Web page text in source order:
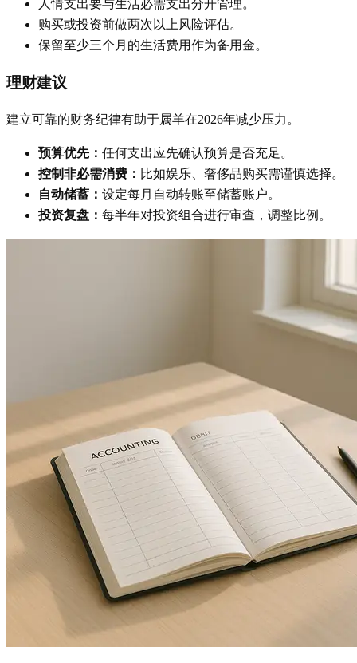
人情支出要与生活必需支出分开管理。
购买或投资前做两次以上风险评估。
保留至少三个月的生活费用作为备用金。
理财建议
建立可靠的财务纪律有助于属羊在2026年减少压力。
预算优先： 任何支出应先确认预算是否充足。
控制非必需消费： 比如娱乐、奢侈品购买需谨慎选择。
自动储蓄： 设定每月自动转账至储蓄账户。
投资复盘： 每半年对投资组合进行审查，调整比例。